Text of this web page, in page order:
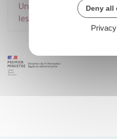
Un ressortissant
les mêmes droits qu'un
Deny all